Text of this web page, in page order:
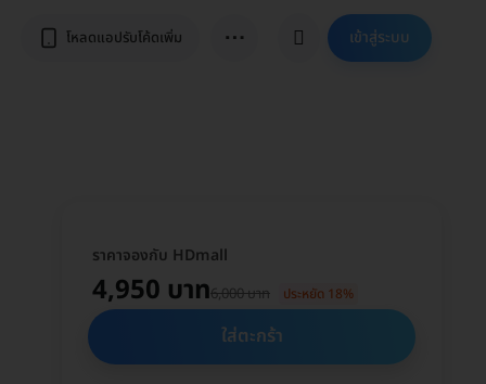
โหลดแอปรับโค้ดเพิ่ม ⋯ เข้าสู่ระบบ
ราคาจองกับ HDmall
4,950 บาท6,000 บาท ประหยัด 18%
ใส่ตะกร้า